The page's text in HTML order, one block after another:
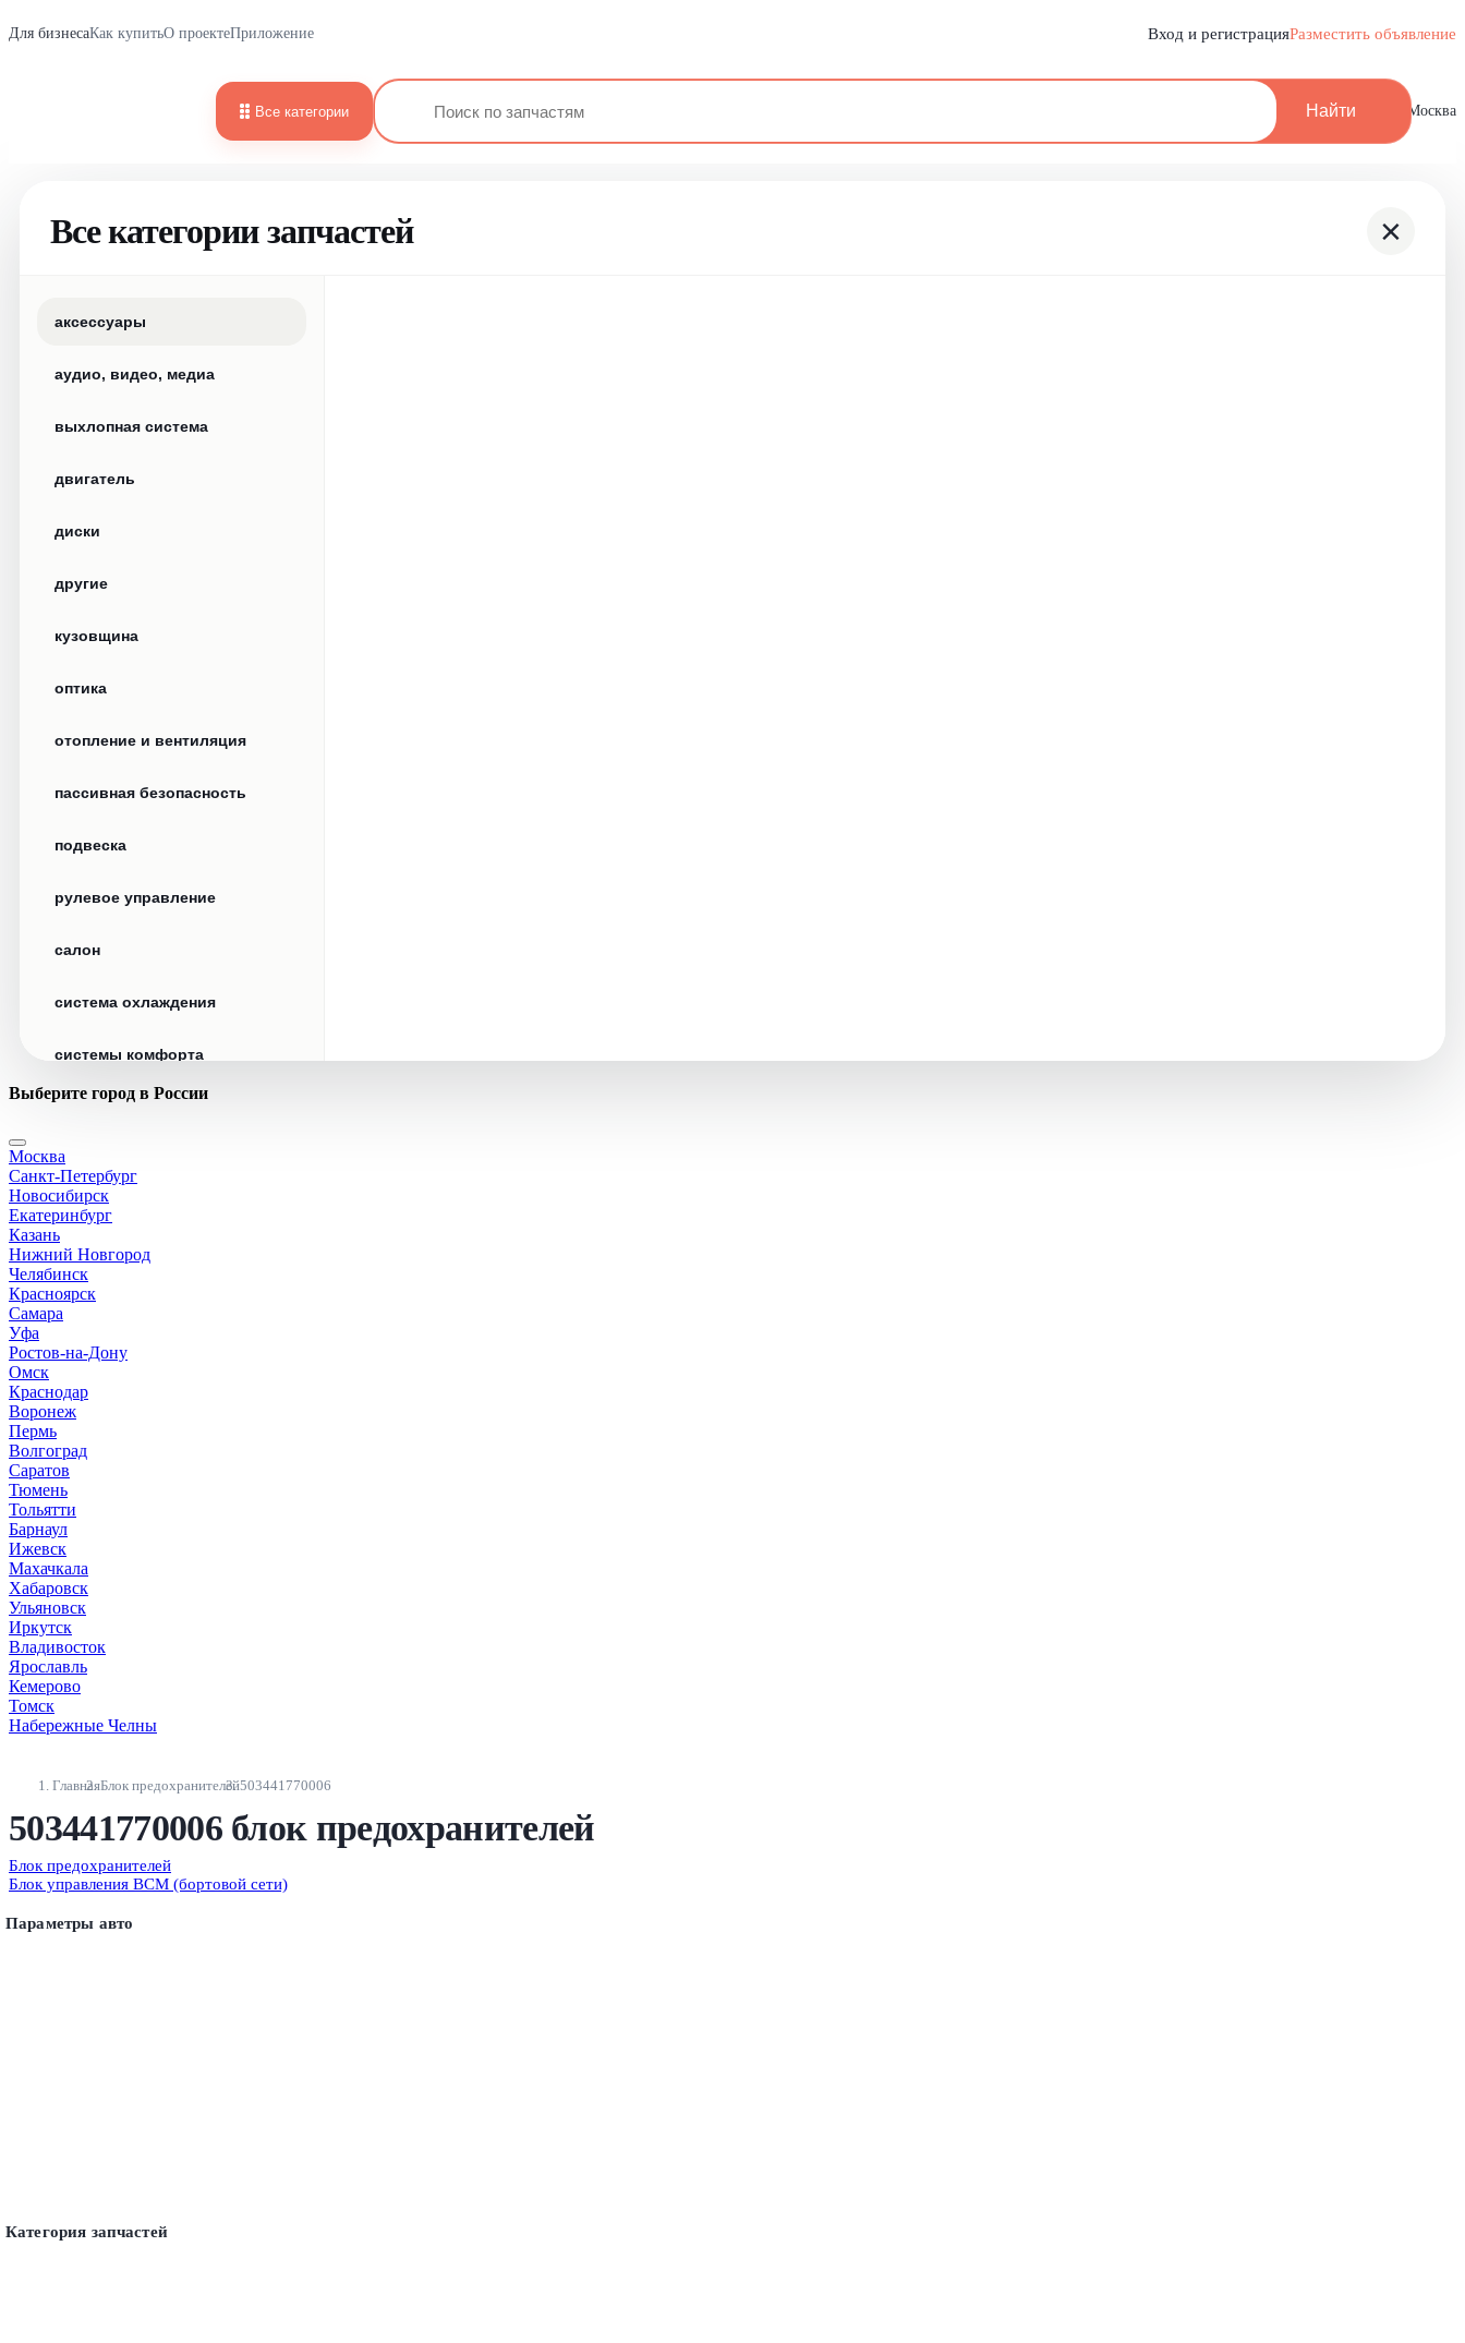
Для бизнесаКак купитьО проектеПриложение Вход и регистрацияРазместить объявление
Все категории Найти Москва
Все категории запчастей ×
аксессуары
аудио, видео, медиа
выхлопная система
двигатель
диски
другие
кузовщина
оптика
отопление и вентиляция
пассивная безопасность
подвеска
рулевое управление
салон
система охлаждения
системы комфорта
стекла
стеклоочистители
топливная система
тормозная система
трансмиссия
Выберите город в России
Москва
Санкт-Петербург
Новосибирск
Екатеринбург
Казань
Нижний Новгород
Челябинск
Красноярск
Самара
Уфа
Ростов-на-Дону
Омск
Краснодар
Воронеж
Пермь
Волгоград
Саратов
Тюмень
Тольятти
Барнаул
Ижевск
Махачкала
Хабаровск
Ульяновск
Иркутск
Владивосток
Ярославль
Кемерово
Томск
Набережные Челны
ГлавнаяБлок предохранителей503441770006
503441770006 блок предохранителей
Блок предохранителей
Блок управления BCM (бортовой сети)
Параметры авто
Категория запчастей